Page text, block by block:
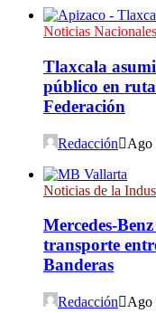
Noticias Nacionales
Tlaxcala
público en
Federación
Redacción Ago
Noticias de la
Mercedes-
transporte
Banderas
Redacción Ago